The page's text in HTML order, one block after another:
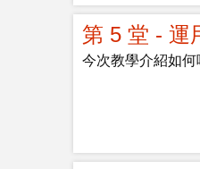
第 5 堂 - 運
今次教學介紹如何